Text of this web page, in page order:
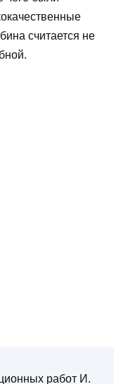
считается не
работ И.